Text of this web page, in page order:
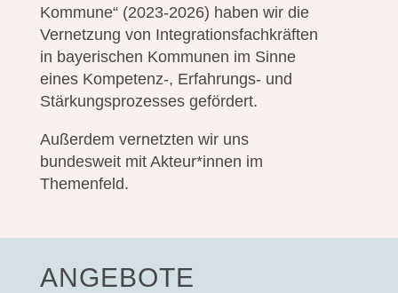
Kommune“ (2023-2026) haben wir die
Vernetzung von Integrationsfachkräften
in bayerischen Kommunen im Sinne
eines Kompetenz-, Erfahrungs- und
Stärkungsprozesses gefördert.
Außerdem vernetzten wir uns
bundesweit mit Akteur*innen im
Themenfeld.
ANGEBOTE